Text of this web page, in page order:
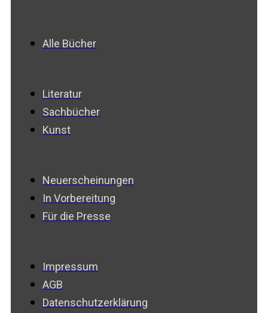
Alle Bücher
Literatur
Sachbücher
Kunst
Neuerscheinungen
In Vorbereitung
Für die Presse
Impressum
AGB
Datenschutzerklärung